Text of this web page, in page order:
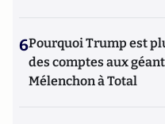
6Pourquoi Trump est
des comptes aux
Mélenchon à Total